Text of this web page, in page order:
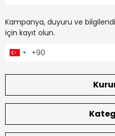
Kampanya, duyuru ve
için kayıt olun.